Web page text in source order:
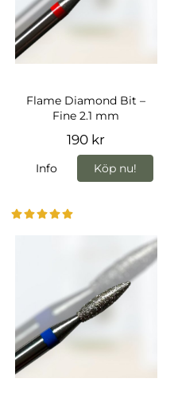
Flame Diamond Bit –
Fine 2.1 mm
190 kr
Info Köp nu!